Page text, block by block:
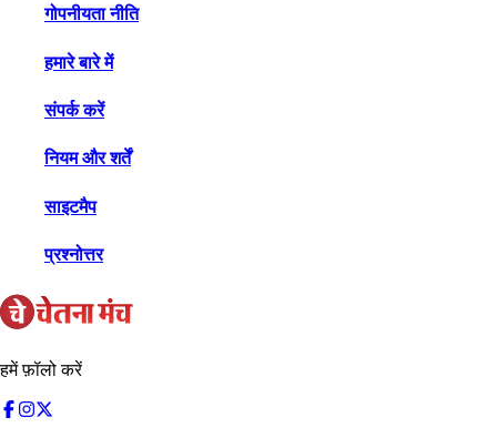
गोपनीयता नीति
हमारे बारे में
संपर्क करें
नियम और शर्तें
साइटमैप
प्रश्नोत्तर
हमें फ़ॉलो करें